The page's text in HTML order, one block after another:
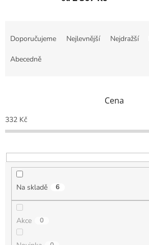
o
d
k
t
Doporučujeme Nejlevnější Nejdražší
Abecedně
Cena
332 Kč
Na skladě 6
Akce 0